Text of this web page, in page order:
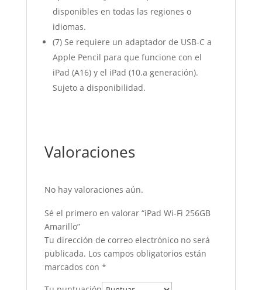
disponibles en todas las regiones o
idiomas.
(7) Se requiere un adaptador de USB-C a
Apple Pencil para que funcione con el
iPad (A16) y el iPad (10.a generación).
Sujeto a disponibilidad.
Valoraciones
No hay valoraciones aún.
Sé el primero en valorar “iPad Wi-Fi 256GB
Amarillo”
Tu dirección de correo electrónico no será
publicada. Los campos obligatorios están
marcados con *